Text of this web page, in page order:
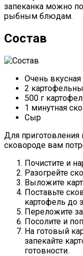
запеканка можно
рыбным блюдам.
Состав
Очень
2
500 г
1 минутная
Сыр
Для приготовления
сковороде вам
Почистите и
Разогрейте
Выложите
Поставьте
картофель до
Переложите
Посолите и
На готовый
запекайте
готовности.